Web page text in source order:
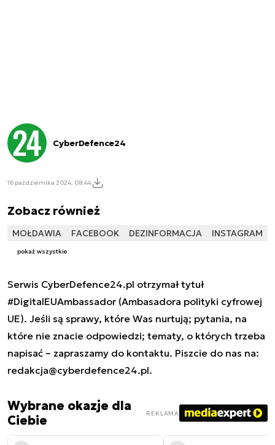
CyberDefence24
16 października 2024, 08:44
Zobacz również
MOŁDAWIA FACEBOOK DEZINFORMACJA INSTAGRAM
pokaż wszystkie
Serwis CyberDefence24.pl otrzymał tytuł
#DigitalEUAmbassador (Ambasadora polityki cyfrowej
UE). Jeśli są sprawy, które Was nurtują; pytania, na
które nie znacie odpowiedzi; tematy, o których trzeba
napisać – zapraszamy do kontaktu. Piszcie do nas na:
redakcja@cyberdefence24.pl.
Wybrane okazje dla
Ciebie
REKLAMA